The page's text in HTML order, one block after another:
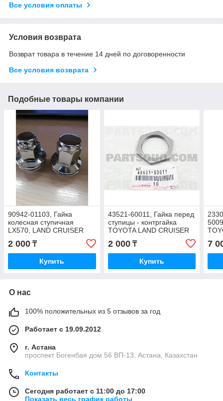
Все условия оплаты
Условия возврата
Возврат товара в течение 14 дней по договоренности
Все условия возврата
Подобные товары компании
90942-01103, Гайка
колесная ступичная
LX570, LAND CRUISER
UZJ100/ UZJ200 2007-
2018, JAPAN
2 000 ₸
Купить
43521-60011, Гайка перед
ступицы - контргайка
TOYOTA LAND CRUISER
UZJ100, HDJ100 1998-
2007, JAPAN
2 000₸
Купить
7
О нас
100% положительных из 5 отзывов за год
Работает с 19.09.2012
г. Астана
проспект Богенбая дом 56 ВП-13, Астана, Казахстан
Контакты
Сегодня работает с 11:00 до 17:00
Показать весь график работы